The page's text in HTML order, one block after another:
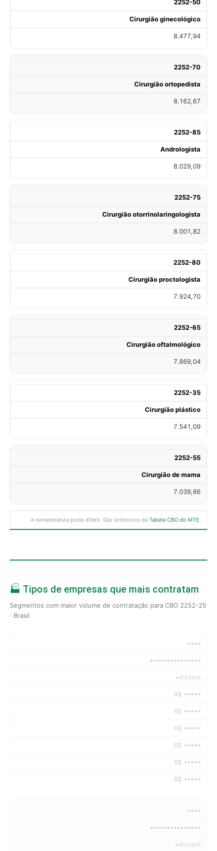
2252-50
Cirurgião ginecológico
8.477,94
2252-70
Cirurgião ortopedista
8.162,67
2252-85
Andrologista
8.029,09
2252-75
Cirurgião otorrinolaringologista
8.001,82
2252-80
Cirurgião proctologista
7.924,70
2252-65
Cirurgião oftalmológico
7.869,04
2252-35
Cirurgião plástico
7.541,09
2252-55
Cirurgião de mama
7.039,86
A nomenclatura pode diferir. São sinônimos da Tabela CBO do MTE.
🏭 Tipos de empresas que mais contratam
Segmentos com maior volume de contratação para CBO 2252-25
· Brasil
••••
•••••••••••••••
••h/sem
R$ •••••
R$ •••••
R$ •••••
R$ •••••
R$ •••••
R$ •••••
••••
•••••••••••••••
••h/sem